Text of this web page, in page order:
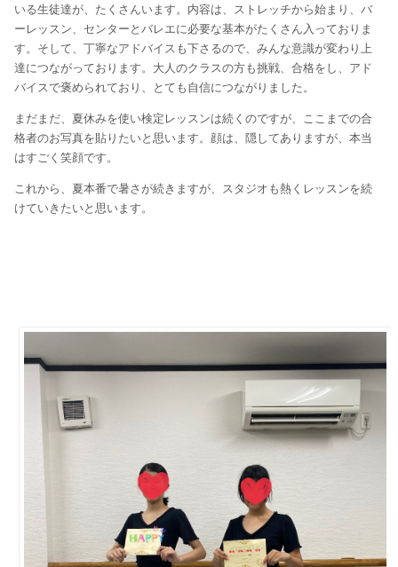
いる生徒達が、たくさんいます。内容は、ストレッチから始まり、バ
ーレッスン、センターとバレエに必要な基本がたくさん入っておりま
す。そして、丁寧なアドバイスも下さるので、みんな意識が変わり上
達につながっております。大人のクラスの方も挑戦、合格をし、アド
バイスで褒められており、とても自信につながりました。
まだまだ、夏休みを使い検定レッスンは続くのですが、ここまでの合
格者のお写真を貼りたいと思います。顔は、隠してありますが、本当
はすごく笑顔です。
これから、夏本番で暑さが続きますが、スタジオも熱くレッスンを続
けていきたいと思います。